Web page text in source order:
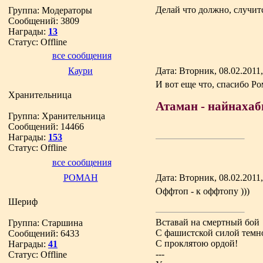
Группа: Модераторы
Сообщений: 3809
Награды: 13
Статус: Offline
Делай что должно,
все сообщения
Каури
Дата: Вторник,
Хранительница
Группа: Хранительница
Сообщений: 14466
Награды: 153
Статус: Offline
И вот еще что, спасибо
Атаман -
все сообщения
РОМАН
Дата: Вторник,
Шериф
Группа: Старшина
Сообщений: 6433
Награды: 41
Статус: Offline
Оффтоп - к оффтопу )))
Вставай на смертный бой
С фашистской силой
С проклятою ордой!
---